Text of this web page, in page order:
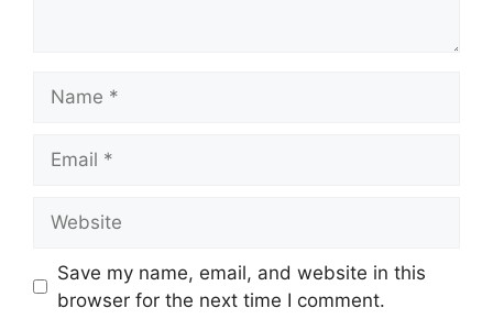
Save my name, email, and website in this
browser for the next time I comment.